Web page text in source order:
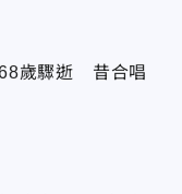
68歲驟逝 昔合唱